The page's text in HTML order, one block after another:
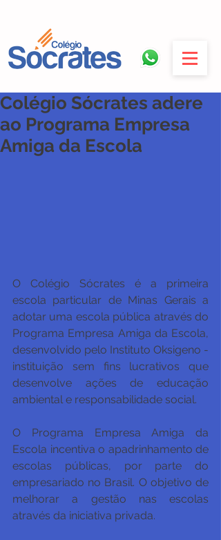
Colégio Sócrates adere
ao Programa Empresa
Amiga da Escola
O Colégio Sócrates é a primeira
escola particular de Minas Gerais a
adotar uma escola pública através do
Programa Empresa Amiga da Escola,
desenvolvido pelo Instituto Oksigeno -
instituição sem fins lucrativos que
desenvolve ações de educação
ambiental e responsabilidade social.
O Programa Empresa Amiga da
Escola incentiva o apadrinhamento de
escolas públicas, por parte do
empresariado no Brasil. O objetivo de
melhorar a gestão nas escolas
através da iniciativa privada.